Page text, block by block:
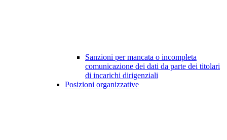
Sanzioni per mancata o incompleta
comunicazione dei dati da parte dei titolari
di incarichi dirigenziali
Posizioni organizzative